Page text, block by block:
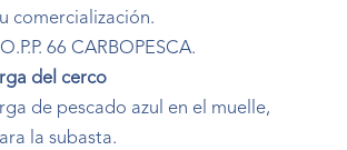
comercialización.
66 CARBOPESCA.
del cerco
de pescado azul en el muelle,
la subasta.